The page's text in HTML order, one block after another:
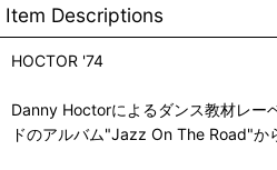
Item Descriptions
HOCTOR '74
Danny Hoctorによるダンス教材レー
ドのアルバム"Jazz On The Road"か